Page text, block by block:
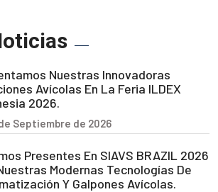
Nuestras Innovadoras
Avícolas En La Feria ILDEX
2026.
Septiembre de 2026
Presentes En SIAVS BRAZIL 2026
Modernas Tecnologías De
Y Galpones Avícolas.